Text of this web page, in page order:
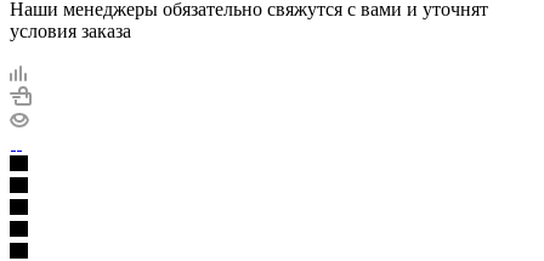
Наши менеджеры обязательно свяжутся с вами и уточнят
условия заказа